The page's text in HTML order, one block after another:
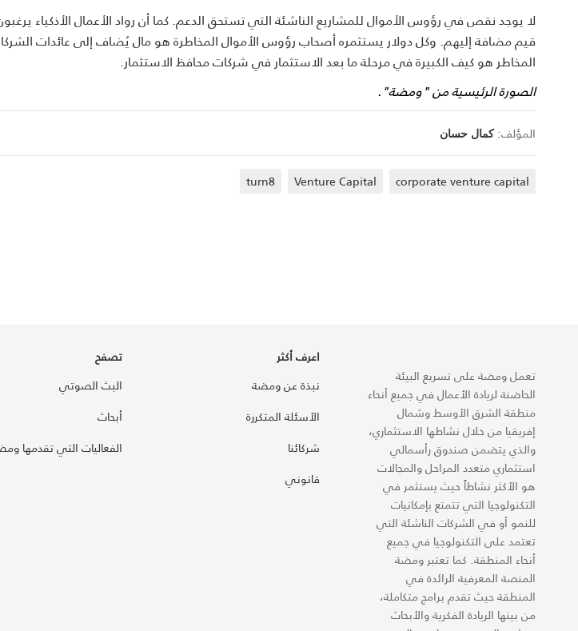
لا يوجد نقص في رؤوس الأموال للمشاريع الناشئة التي تستحق الدعم. كما أن رواد الأعمال الأذكياء
قيم مضافة إليهم. وكل دولار يستثمره أصحاب رؤوس الأموال المخاطرة هو مال يُضاف إلى عائدات
المخاطر هو كيف الكبيرة في مرحلة ما بعد الاستثمار في شركات محافظ الاستثمار.
الصورة الرئيسية من "ومضة".
المؤلف:كمال حسان
corporate venture capital
Venture Capital
turn8
تعمل ومضة على تسريع البيئة
الحاضنة لريادة الأعمال في جميع أنحاء
منطقة الشرق الأوسط وشمال
إفريقيا من خلال نشاطها الاستثماري،
والذي يتضمن صندوق رأسمالي
استثماري متعدد المراحل والمجالات
هو الأكثر نشاطاً حيث يستثمر في
التكنولوجيا التي تتمتع بإمكانيات
للنمو أو في الشركات الناشئة التي
تعتمد على التكنولوجيا في جميع
أنحاء المنطقة. كما تعتبر ومضة
المنصة المعرفية الرائدة في
المنطقة حيث تقدم برامج متكاملة،
من بينها الريادة الفكرية والأبحاث
اعرف أكثر
نبذة عن ومضة
الأسئلة المتكررة
شركائنا
قانوني
تصفح
البث الصوتي
أبحاث
الفعاليات التي تقدمها